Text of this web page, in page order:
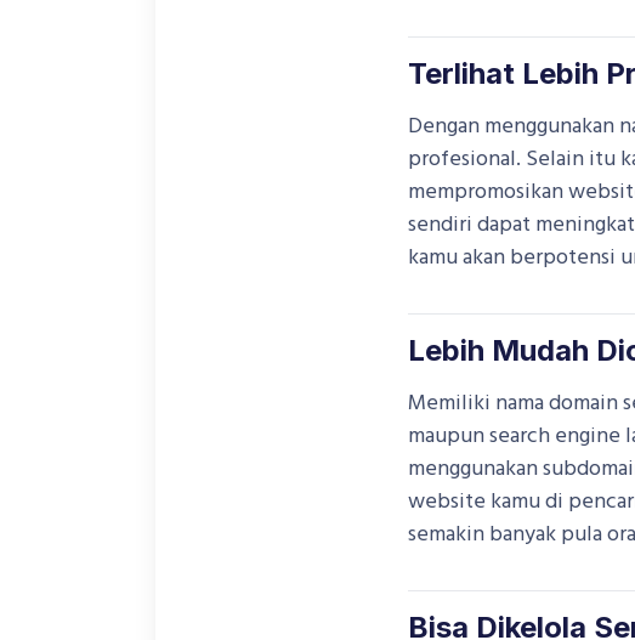
Terlihat Lebih
Dengan menggunakan
profesional. Selain itu
mempromosikan
sendiri dapat
kamu akan berpotensi
Lebih Mudah
Memiliki nama domain
maupun search engine
menggunakan
website kamu di
semakin banyak pula
Bisa Dikelola